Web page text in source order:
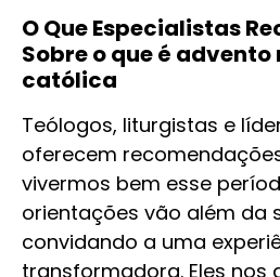
O Que Especialistas
Sobre o que é
católica
Teólogos, liturgistas e
oferecem
vivermos bem esse
orientações vão além da
convidando a uma
transformadora. Eles nos